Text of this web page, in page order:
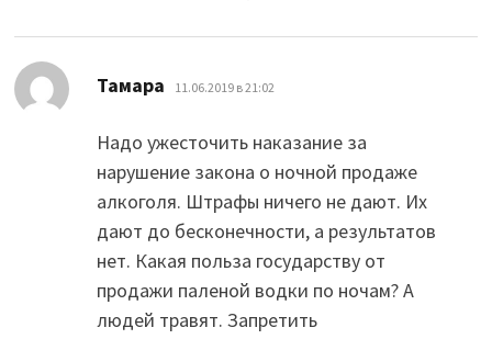
Тамара 11.06.2019 в 21:02
Надо ужесточить наказание за
нарушение закона о ночной продаже
алкоголя. Штрафы ничего не дают. Их
дают до бесконечности, а результатов
нет. Какая польза государству от
продажи паленой водки по ночам? А
людей травят. Запретить